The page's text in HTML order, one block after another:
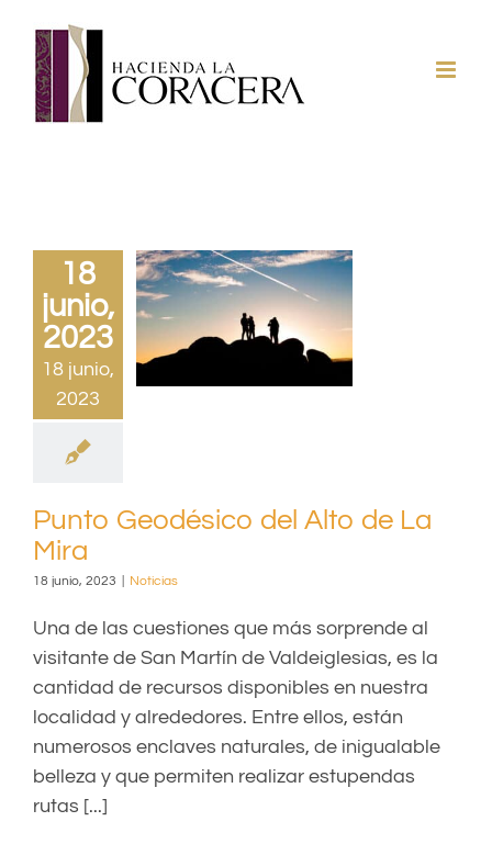
contenido
18
junio,
2023
18 junio,
2023
Punto Geodésico del Alto de La
Mira
18 junio, 2023 Noticias
Una de las cuestiones que más sorprende al
visitante de San Martín de Valdeiglesias, es la
cantidad de recursos disponibles en nuestra
localidad y alrededores. Entre ellos, están
numerosos enclaves naturales, de inigualable
belleza y que permiten realizar estupendas
rutas [...]